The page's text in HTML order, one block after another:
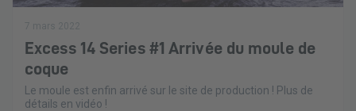
Excess 14 Series #1 Arrivée du moule de
coque
Le moule est enfin arrivé sur le site de production ! Plus de
détails en vidéo !